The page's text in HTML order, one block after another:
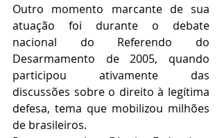
Outro momento marcante de sua
atuação foi durante o debate
nacional do Referendo do
Desarmamento de 2005, quando
participou ativamente das
discussões sobre o direito à legítima
defesa, tema que mobilizou milhões
de brasileiros.